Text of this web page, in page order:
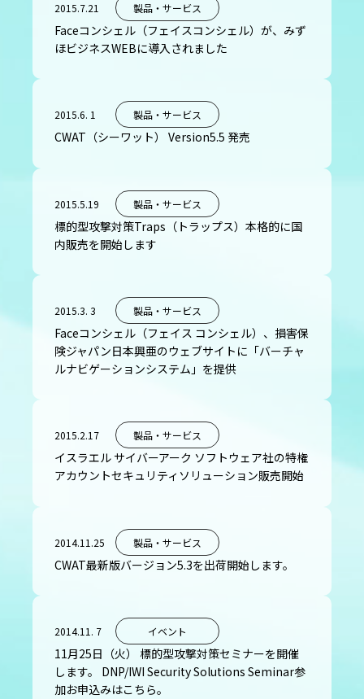
2015.7.21 製品・サービス
Faceコンシェル（フェイスコンシェル）が、みず
ほビジネスWEBに導入されました
2015.6. 1 製品・サービス
CWAT（シーワット） Version5.5 発売
2015.5.19 製品・サービス
標的型攻撃対策Traps（トラップス）本格的に国
内販売を開始します
2015.3. 3 製品・サービス
Faceコンシェル（フェイス コンシェル）、損害保
険ジャパン日本興亜のウェブサイトに「バーチャ
ルナビゲーションシステム」を提供
2015.2.17 製品・サービス
イスラエル サイバーアーク ソフトウェア社の特権
アカウントセキュリティソリューション販売開始
2014.11.25 製品・サービス
CWAT最新版バージョン5.3を出荷開始します。
2014.11. 7 イベント
11月25日（火） 標的型攻撃対策セミナーを開催
します。 DNP/IWI Security Solutions Seminar参
加お申込みはこちら。